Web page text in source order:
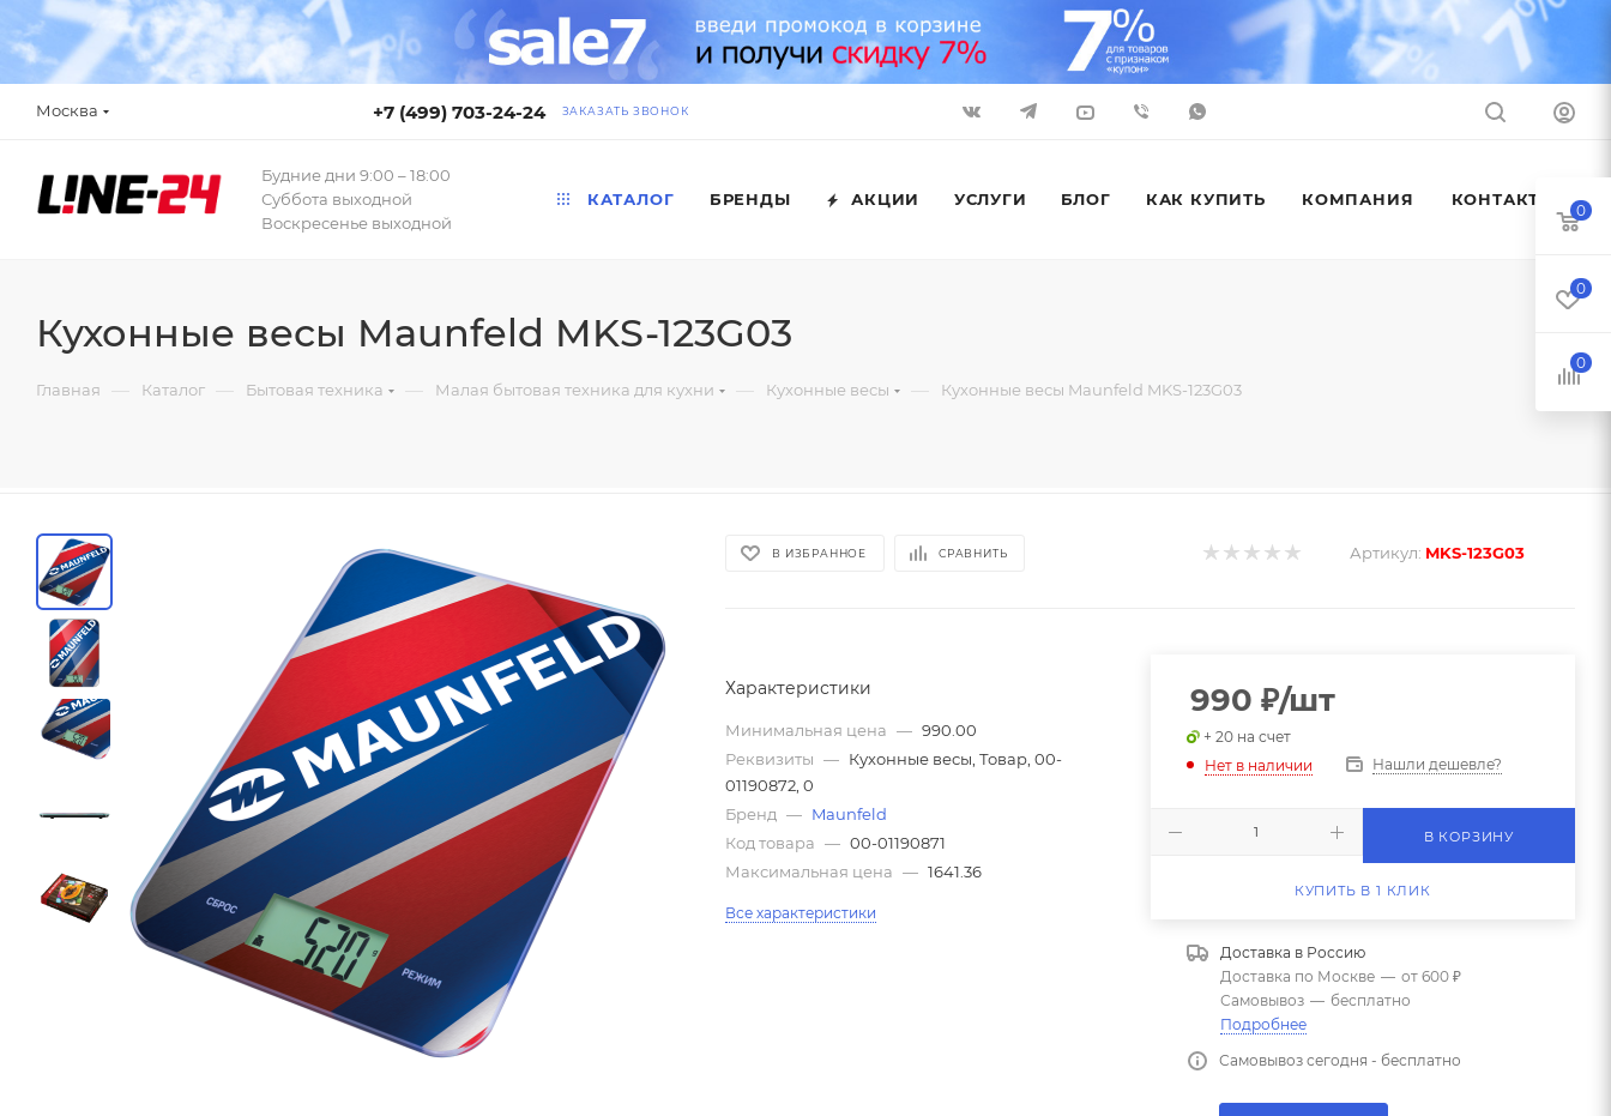
Москва +7 (499) 703-24-24 ЗАКАЗАТЬ ЗВОНОК
Будние дни 9:00 – 18:00
Суббота выходной
Воскресенье выходной
КАТАЛОГ БРЕНДЫ АКЦИИ УСЛУГИ БЛОГ КАК КУПИТЬ КОМПАНИЯ КОНТАКТЫ
Кухонные весы Maunfeld MKS-123G03
Главная — Каталог — Бытовая техника — Малая бытовая техника для кухни — Кухонные весы — Кухонные весы Maunfeld MKS-123G03
В ИЗБРАННОЕ СРАВНИТЬ Артикул: MKS-123G03
Характеристики
Минимальная цена — 990.00
Реквизиты — Кухонные весы, Товар, 00-
01190872, 0
Бренд — Maunfeld
Код товара — 00-01190871
Максимальная цена — 1641.36
Все характеристики
990 ₽/шт
+ 20 на счет
Нет в наличии
Нашли дешевле?
В КОРЗИНУ
КУПИТЬ В 1 КЛИК
Доставка в Россию
Доставка по Москве — от 600 ₽
Самовывоз — бесплатно
Подробнее
Самовывоз сегодня - бесплатно
0
0
0